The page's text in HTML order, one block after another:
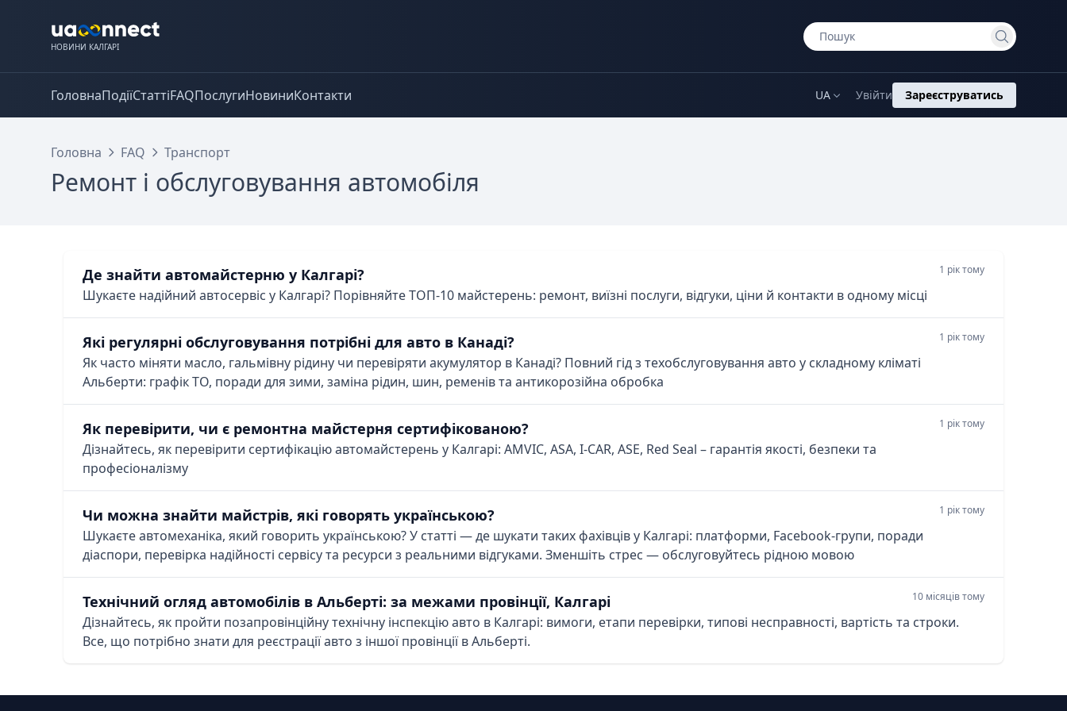
НОВИНИ КАЛГАРІ
ГоловнаПодіїСтаттіFAQПослугиНовиниКонтакти UA Увійти Зареєструватись
Головна FAQ Транспорт
Ремонт і обслуговування автомобіля
Де знайти автомайстерню у Калгарі? 1 рік тому
Шукаєте надійний автосервіс у Калгарі? Порівняйте ТОП-10 майстерень: ремонт, виїзні послуги, відгуки, ціни й контакти в одному місці
Які регулярні обслуговування потрібні для авто в Канаді? 1 рік тому
Як часто міняти масло, гальмівну рідину чи перевіряти акумулятор в Канаді? Повний гід з техобслуговування авто у складному кліматі
Альберти: графік ТО, поради для зими, заміна рідин, шин, ременів та антикорозійна обробка
Як перевірити, чи є ремонтна майстерня сертифікованою? 1 рік тому
Дізнайтесь, як перевірити сертифікацію автомайстерень у Калгарі: AMVIC, ASA, I-CAR, ASE, Red Seal – гарантія якості, безпеки та
професіоналізму
Чи можна знайти майстрів, які говорять українською? 1 рік тому
Шукаєте автомеханіка, який говорить українською? У статті — де шукати таких фахівців у Калгарі: платформи, Facebook-групи, поради
діаспори, перевірка надійності сервісу та ресурси з реальними відгуками. Зменшіть стрес — обслуговуйтесь рідною мовою
Технічний огляд автомобілів в Альберті: за межами провінції, Калгарі 10 місяців тому
Дізнайтесь, як пройти позапровінційну технічну інспекцію авто в Калгарі: вимоги, етапи перевірки, типові несправності, вартість та строки.
Все, що потрібно знати для реєстрації авто з іншої провінції в Альберті.